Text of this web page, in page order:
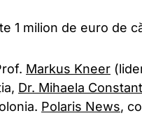
1 milion de euro de
Markus Kneer
Dr. Mihaela
Polaris News,